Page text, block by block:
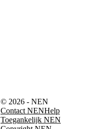
© 2026 - NEN
Contact NENHelp
Toegankelijk NEN